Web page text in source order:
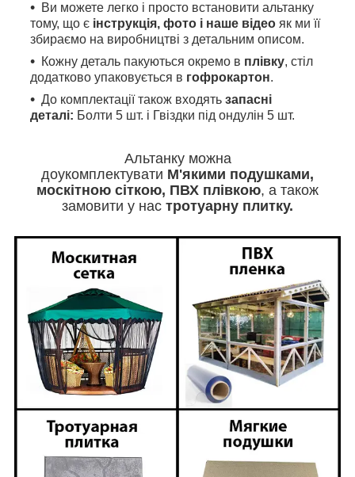
Ви можете легко і просто встановити альтанку
тому, що є інструкція, фото і наше відео як ми її
збираємо на виробництві з детальним описом.
Кожну деталь пакуються окремо в плівку, стіл
додатково упаковується в гофрокартон.
До комплектації також входять запасні
деталі: Болти 5 шт. і Гвіздки під ондулін 5 шт.
Альтанку можна
доукомплектувати М'якими подушками,
москітною сіткою, ПВХ плівкою, а також
замовити у нас тротуарну плитку.